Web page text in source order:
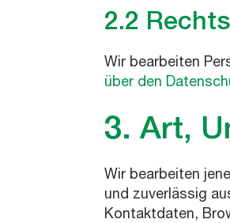
2.2
Wir bearbeiten
über den
3. Art,
Wir bearbeiten
und zuverlässig
Kontaktdaten,